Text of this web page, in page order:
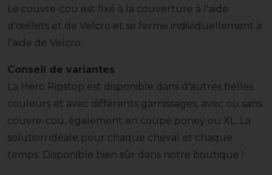
Le couvre-cou est fixé à la couverture à l'aide
d'œillets et de Velcro et se ferme individuellement à
l'aide de Velcro.
Conseil de variantes
La Hero Ripstop est disponible dans d'autres belles
couleurs et avec différents garnissages, avec ou sans
couvre-cou, également en coupe poney ou XL. La
solution idéale pour chaque cheval et chaque
temps. Disponible bien sûr dans notre boutique !